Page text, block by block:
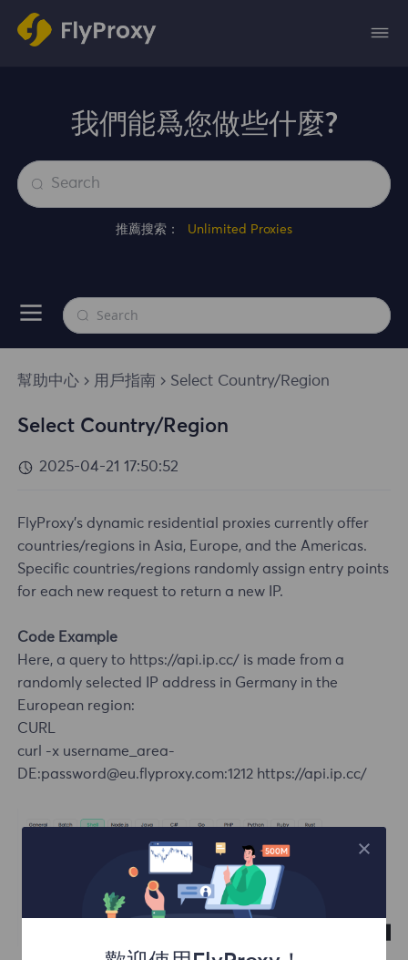
我們能爲您做些什麼?
推薦搜索： Unlimited Proxies
幫助中心 用戶指南 Select Country/Region
Select Country/Region
2025-04-21 17:50:52
FlyProxy's dynamic residential proxies currently offer
countries/regions in Asia, Europe, and the Americas.
Specific countries/regions randomly assign entry points
for each new request to return a new IP.
Code Example
Here, a query to https://api.ip.cc/ is made from a
randomly selected IP address in Germany in the
European region:
CURL
curl -x username_area-
DE:password@eu.flyproxy.com:1212 https://api.ip.cc/